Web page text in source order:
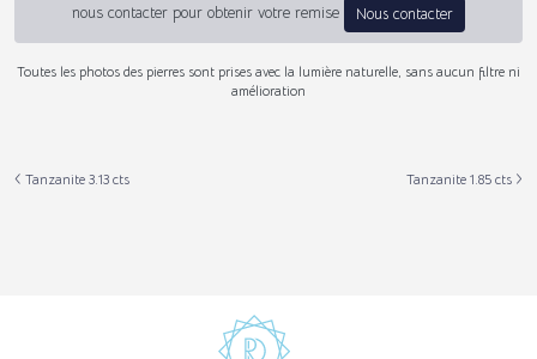
nous contacter pour obtenir votre remise
Nous contacter
Toutes les photos des pierres sont prises avec la lumière naturelle, sans aucun filtre ni
amélioration
Tanzanite 3.13 cts Tanzanite 1.85 cts